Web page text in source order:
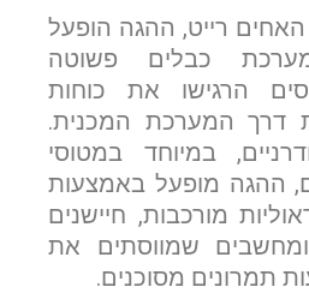
רייט, ההגה הופעל
כבלים פשוטה
הרגישו את כוחות
דרך המערכת המכנית.
במיוחד במטוסי
ההגה מופעל באמצעות
מורכבות, חיישנים
ומחשבים שמווסתים את
תמרונים מסוכנים.